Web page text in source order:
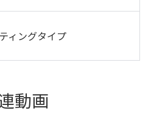
ィングタイプ
動画